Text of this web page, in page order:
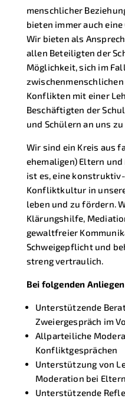
menschlicher
bieten immer auch
Wir bieten als
allen Beteiligten der
Möglichkeit, sich im
Konflikten mit einer
Beschäftigten der
und Schülern an uns
Wir sind ein Kreis aus
ehemaligen) Eltern
ist es, eine
Konfliktkultur in
leben und zu fördern.
Klärungshilfe,
gewaltfreier
Schweigepflicht und
streng vertraulich.
Bei folgenden
Unterstützende
Zweiergespräch im
Allparteiliche
Konfliktgesprächen
Unterstützung von
Moderation bei
Unterstützende